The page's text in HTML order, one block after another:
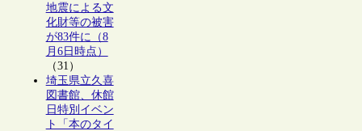
地震による文
化財等の被害
が83件に（8
月6日時点）
（31）
埼玉県立久喜
図書館、休館
日特別イベン
ト「本のタイ